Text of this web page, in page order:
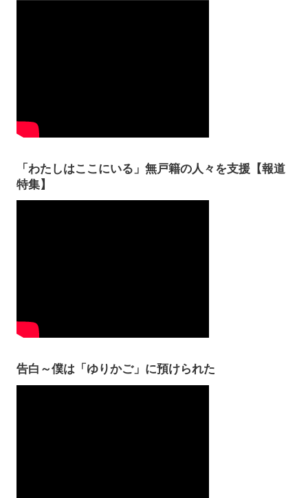
「わたしはここにいる」無戸籍の人々を支援【報道
特集】
告白～僕は「ゆりかご」に預けられた